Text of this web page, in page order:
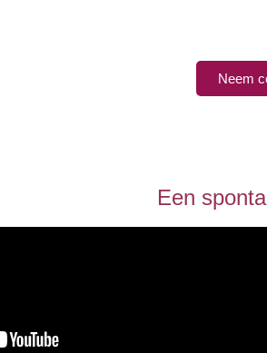
Neem
Een